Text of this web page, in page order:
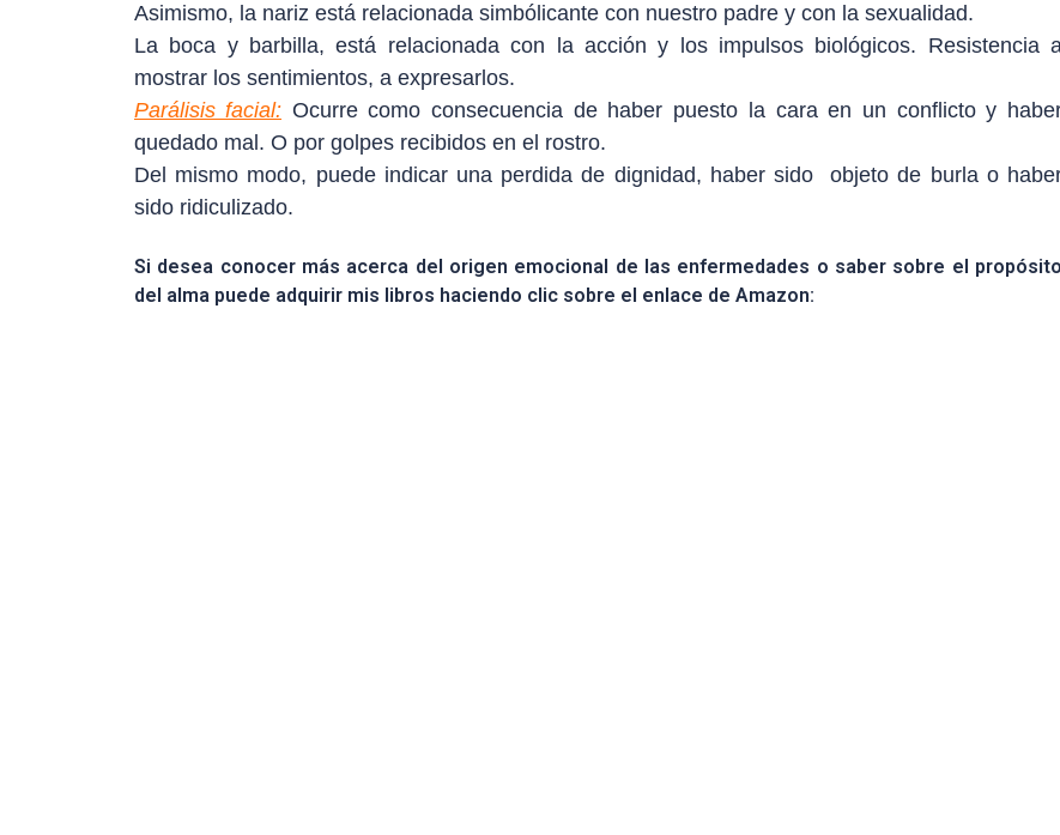
Asimismo, la nariz está relacionada simbólicante con nuestro padre y con la sexualidad.
La boca y barbilla, está relacionada con la acción y los impulsos biológicos. Resistencia
mostrar los sentimientos, a expresarlos.
Parálisis facial: Ocurre como consecuencia de haber puesto la cara en un conflicto y
quedado mal. O por golpes recibidos en el rostro.
Del mismo modo, puede indicar una perdida de dignidad, haber sido objeto de burla o
sido ridiculizado.
Si desea conocer más acerca del origen emocional de las enfermedades o saber sobre el propósito
del alma puede adquirir mis libros haciendo clic sobre el enlace de Amazon: